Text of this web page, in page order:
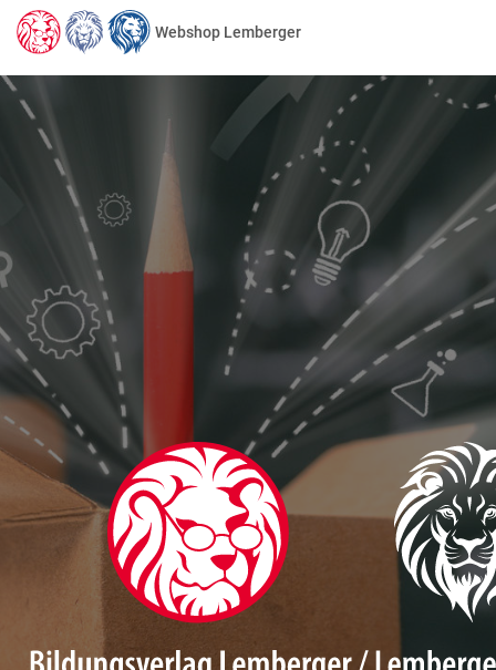
Webshop Lemberger